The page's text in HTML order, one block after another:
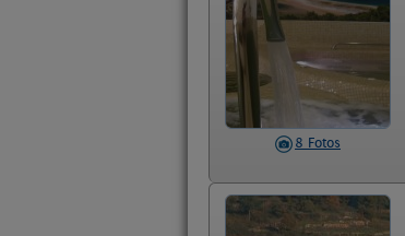
8 Fotos